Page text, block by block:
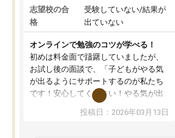
志望校の合
格
受験していない/結果が
出ていない
オンラインで勉強のコツが学べる！
初めは料金面で躊躇していましたが、
お試し後の面談で、「子どもがやる気
が出るようにサポートするのが私たち
です！安心してください！やる気が出
ないのは私たち講師の責任です」と言
ってくださり、確かに！と考えて、思
投稿日：2026年03月13日